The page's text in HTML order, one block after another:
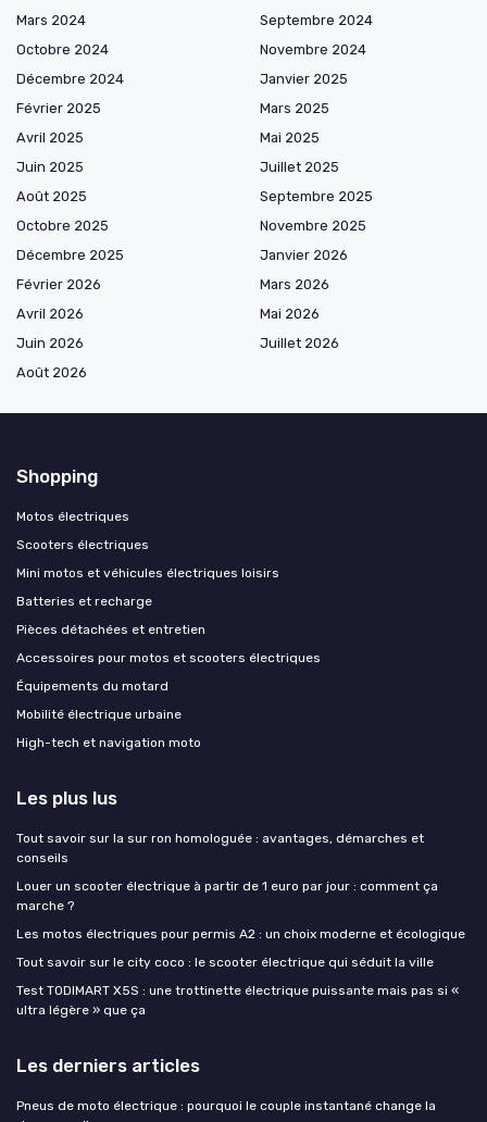
Mars 2024
Septembre 2024
Octobre 2024
Novembre 2024
Décembre 2024
Janvier 2025
Février 2025
Mars 2025
Avril 2025
Mai 2025
Juin 2025
Juillet 2025
Août 2025
Septembre 2025
Octobre 2025
Novembre 2025
Décembre 2025
Janvier 2026
Février 2026
Mars 2026
Avril 2026
Mai 2026
Juin 2026
Juillet 2026
Août 2026
Shopping
Motos électriques
Scooters électriques
Mini motos et véhicules électriques loisirs
Batteries et recharge
Pièces détachées et entretien
Accessoires pour motos et scooters électriques
Équipements du motard
Mobilité électrique urbaine
High-tech et navigation moto
Les plus lus
Tout savoir sur la sur ron homologuée : avantages, démarches et
conseils
Louer un scooter électrique à partir de 1 euro par jour : comment ça
marche ?
Les motos électriques pour permis A2 : un choix moderne et écologique
Tout savoir sur le city coco : le scooter électrique qui séduit la ville
Test TODIMART X5S : une trottinette électrique puissante mais pas si «
ultra légère » que ça
Les derniers articles
Pneus de moto électrique : pourquoi le couple instantané change la